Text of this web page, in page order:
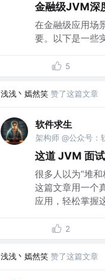
金融级JVM深
在金融级应用场
要。以下是一些
5
浅浅丶嫣然笑 赞了这篇文章
软件求生
架构师 @公众号：
这道 JVM 面
很多人以为“堆
这篇文章用一个
应用，轻松掌握
2
浅浅丶嫣然笑 赞了这篇文章